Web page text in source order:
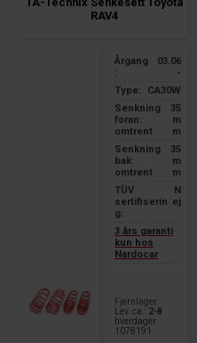
RAV4
Årgang
:
03.06
-
Type:
CA30W
Senkning
foran:
omtrent
35
m
m
Senkning
bak:
omtrent
35
m
m
TÜV
sertifiserin
g:
N
ej
3 års garanti
kun hos
Nardocar
Fjernlager
Lev. ca.: 2-8
hverdager
1078191